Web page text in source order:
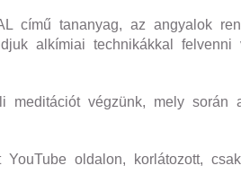
című tananyag, az angyalok
alkímiai technikákkal felvenni
meditációt végzünk, mely során
oldalon, korlátozott,